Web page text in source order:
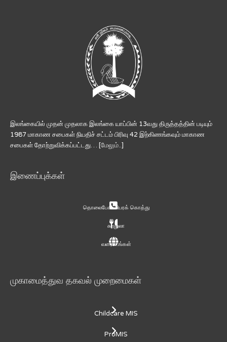
இலங்கையில் முதன் முதலாக இலங்கை யாப்பின் 13வது திருத்தத்தின் படியும்
1987 மாகாண சபைகள் நியதிச் சட்டம் பிரிவு 42 இற்கிணங்கவும் மாகாண
சபைகள் தோற்றுவிக்கப்பட்டது… [மேலும்..]
இணைப்புக்கள்
தொலைபேசி விபரக் கொத்து
சுற்றுலா
வரைபடங்கள்
முகாமைத்துவ தகவல் முறைமைகள்
Childcare MIS
ProMIS